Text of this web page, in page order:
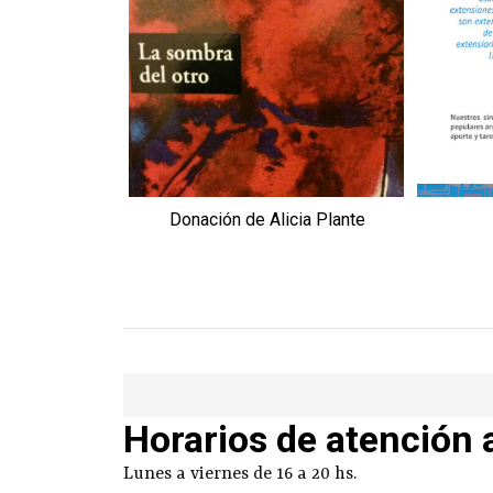
Donación de Alicia Plante
Horarios de atención
Lunes a viernes de 16 a 20 hs.